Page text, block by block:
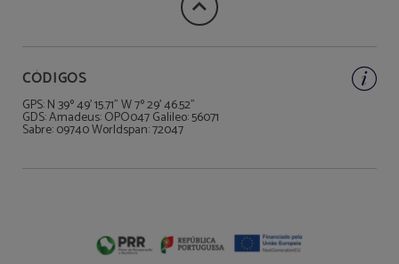
CÓDIGOS
GPS: N 39º 49' 15.71" W 7º 29' 46.52"
GDS: Amadeus: OPO047 Galileo: 56071
Sabre: 09740 Worldspan: 72047